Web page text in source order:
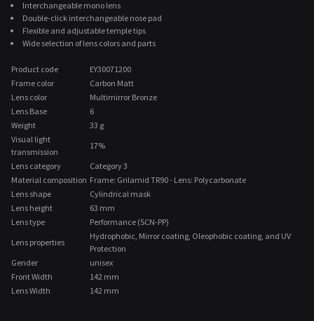
Interchangeable mono lens
Double-click interchangeable nose pad
Flexible and adjustable temple tips
Wide selection of lens colors and parts
Product code
EY30071200
Frame color
Carbon Matt
Lens color
Multimirror Bronze
Lens Base
6
Weight
33 g
Visual light
transmission
17%
Lens category
Category 3
Material composition Frame: Grilamid TR90 - Lens: Polycarbonate
Lens shape
Cylindrical mask
Lens height
63 mm
Lens type
Performance (SCN-PP)
Lens properties
Hydrophobic, Mirror coating, Oleophobic coating, and UV
Protection
Gender
unisex
Front Width
142 mm
Lens Width
142 mm